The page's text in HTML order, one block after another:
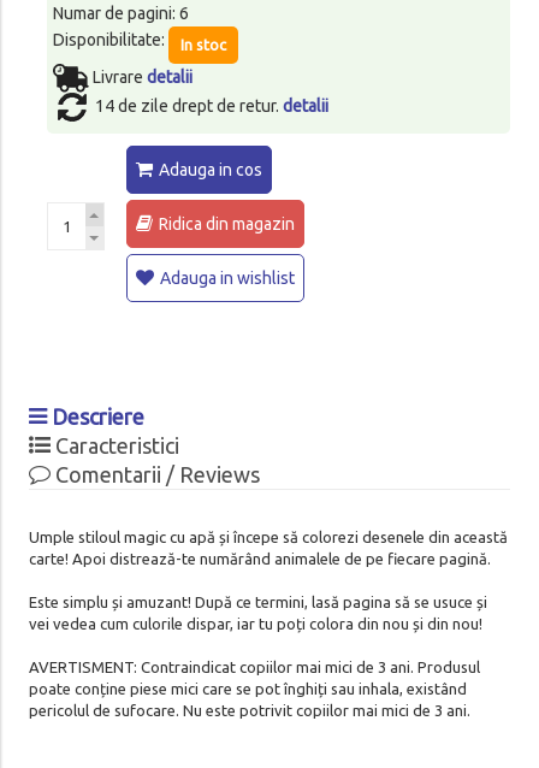
Numar de pagini: 6
Disponibilitate:
In stoc
Livrare detalii
14 de zile drept de retur. detalii
Adauga in cos
Ridica din magazin
Adauga in wishlist
Descriere
Caracteristici
Comentarii / Reviews
Umple stiloul magic cu apă și începe să colorezi desenele din această
carte! Apoi distrează-te numărând animalele de pe fiecare pagină.
Este simplu și amuzant! După ce termini, lasă pagina să se usuce și
vei vedea cum culorile dispar, iar tu poți colora din nou și din nou!
AVERTISMENT: Contraindicat copiilor mai mici de 3 ani. Produsul
poate conține piese mici care se pot înghiți sau inhala, existând
pericolul de sufocare. Nu este potrivit copiilor mai mici de 3 ani.